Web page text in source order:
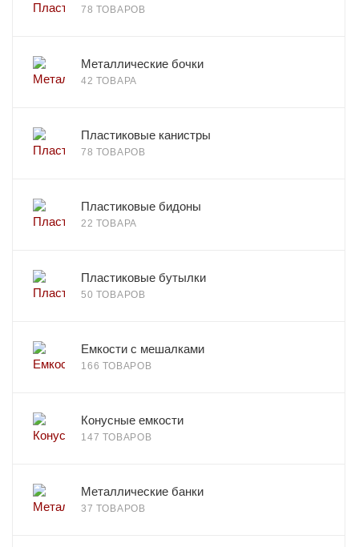
78 ТОВАРОВ
Металлические бочки
42 ТОВАРА
Пластиковые канистры
78 ТОВАРОВ
Пластиковые бидоны
22 ТОВАРА
Пластиковые бутылки
50 ТОВАРОВ
Емкости с мешалками
166 ТОВАРОВ
Конусные емкости
147 ТОВАРОВ
Металлические банки
37 ТОВАРОВ